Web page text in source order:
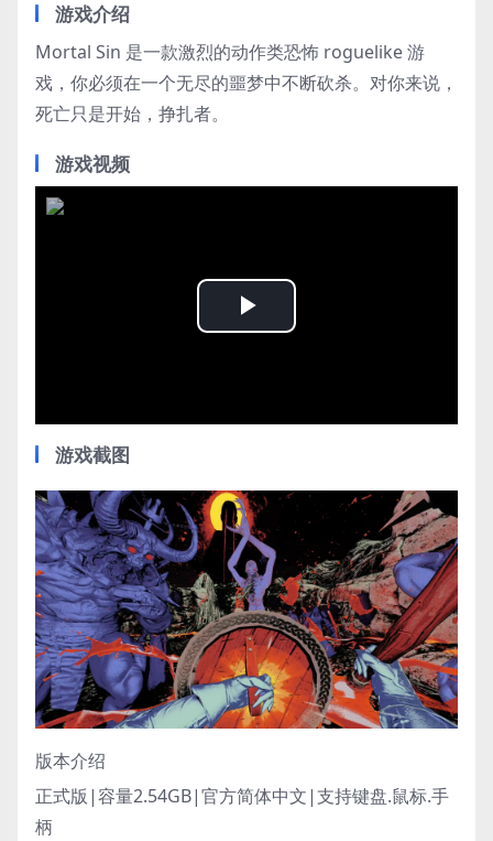
游戏介绍
Mortal Sin 是一款激烈的动作类恐怖 roguelike 游
戏，你必须在一个无尽的噩梦中不断砍杀。对你来说，
死亡只是开始，挣扎者。
游戏视频
Play
游戏截图
版本介绍
正式版|容量2.54GB|官方简体中文|支持键盘.鼠标.手
柄